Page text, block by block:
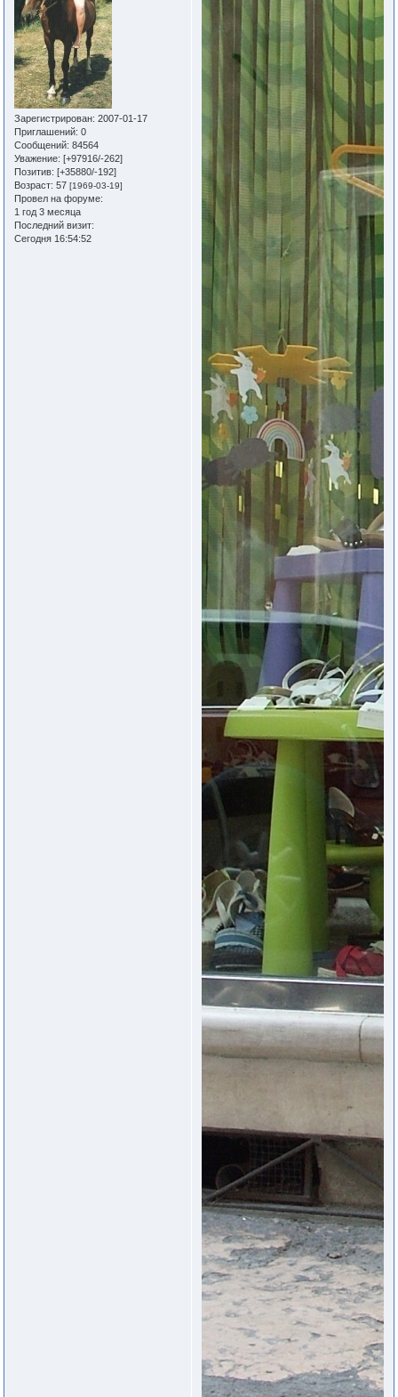
Зарегистрирован: 2007-01-17
Приглашений: 0
Сообщений: 84564
Уважение: [+97916/-262]
Позитив: [+35880/-192]
Возраст: 57[1969-03-19]
Провел на форуме:
1 год 3 месяца
Последний визит:
Сегодня 16:54:52